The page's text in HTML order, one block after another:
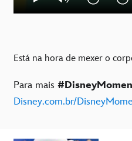
Está na hora de mexer o
Para mais
Disney.com.br/